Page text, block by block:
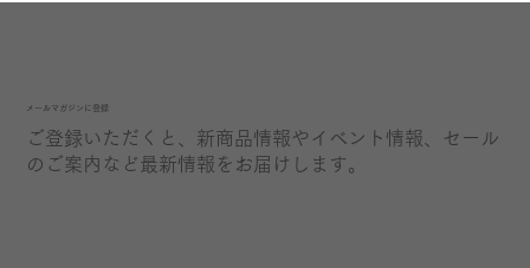
​メールマガジンに登録
ご登録いただくと、新商品情報やイベント情報、セール
のご案内など最新情報をお届けします。